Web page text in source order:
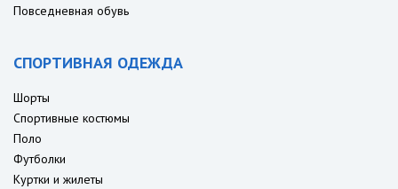
Повседневная обувь
СПОРТИВНАЯ ОДЕЖДА
Шорты
Спортивные костюмы
Поло
Футболки
Куртки и жилеты